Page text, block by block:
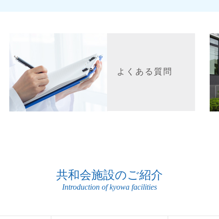
よくある質問
共和会施設のご紹介
Introduction of kyowa facilities